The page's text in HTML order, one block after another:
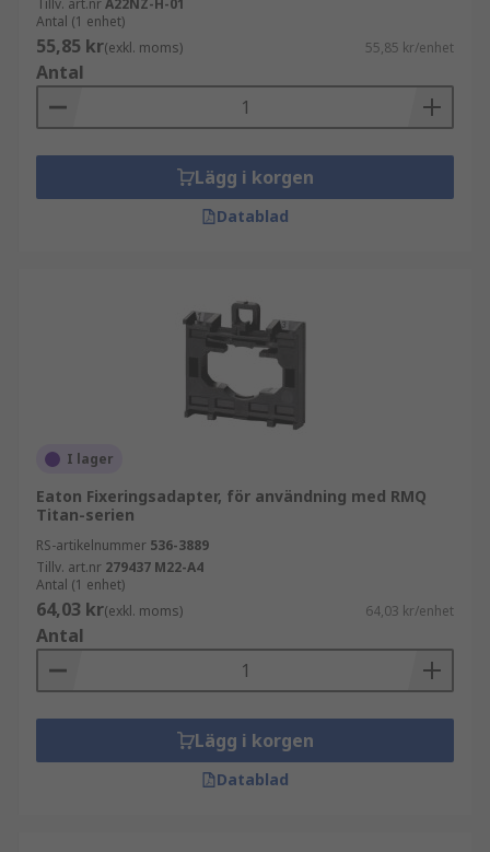
Tillv. art.nrA22NZ-H-01
Antal (1 enhet)
55,85 kr(exkl. moms) 55,85 kr/enhet
Antal
Lägg i korgen
Datablad
I lager
Eaton Fixeringsadapter, för användning med RMQ
Titan-serien
RS-artikelnummer 536-3889
Tillv. art.nr 279437 M22-A4
Antal (1 enhet)
64,03 kr(exkl. moms) 64,03 kr/enhet
Antal
Lägg i korgen
Datablad